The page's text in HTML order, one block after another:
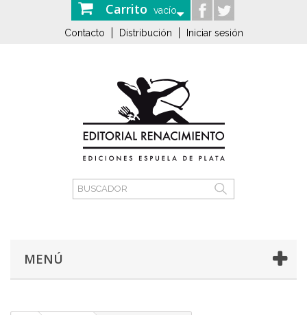
Carrito vacío
Contacto Distribución Iniciar sesión
MENÚ